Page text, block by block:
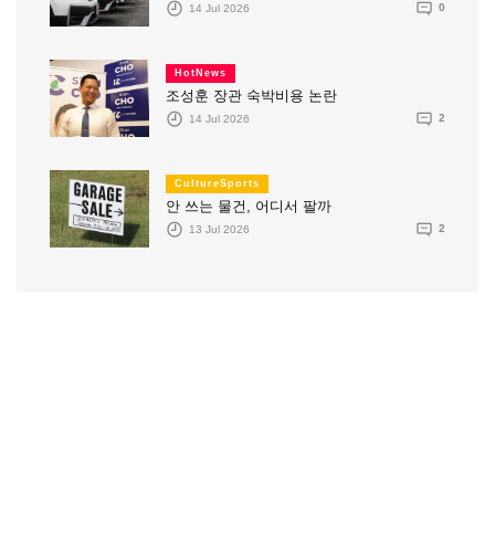
14 Jul 2026 0
HotNews
조성훈 장관 숙박비용 논란
14 Jul 2026 2
CultureSports
안 쓰는 물건, 어디서 팔까
13 Jul 2026 2